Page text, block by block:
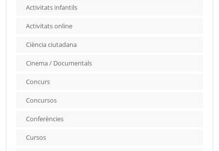
Activitats infantils
Activitats online
Ciència ciutadana
Cinema / Documentals
Concurs
Concursos
Conferències
Cursos